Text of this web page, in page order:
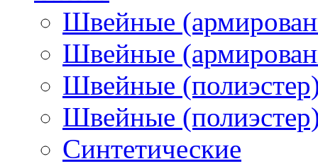
Швейные
Швейные
Швейные
Швейные
Синтетические